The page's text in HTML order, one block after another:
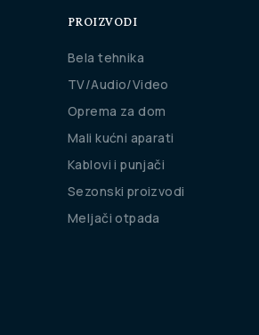
PROIZVODI
Bela tehnika
TV/Audio/Video
Oprema za dom
Mali kućni aparati
Kablovi i punjači
Sezonski proizvodi
Meljači otpada